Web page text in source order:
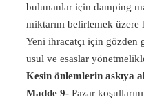
bulunanlar için damping
miktarını belirlemek üzere
Yeni ihracatçı için gözden
usul ve esaslar
Kesin önlemlerin askıya
Madde 9- Pazar